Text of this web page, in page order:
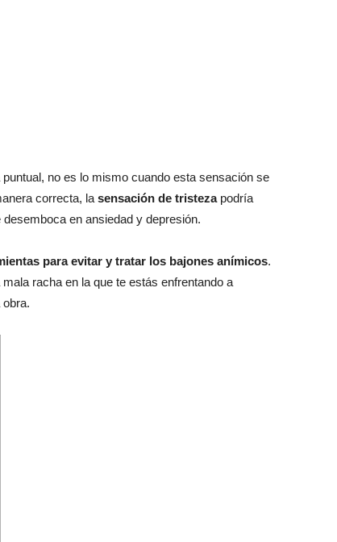
no es lo mismo cuando esta sensación se
correcta, la sensación de tristezapodría
en ansiedad y depresión.
para evitar y tratar los bajones anímicos.
racha en la que te estás enfrentando a